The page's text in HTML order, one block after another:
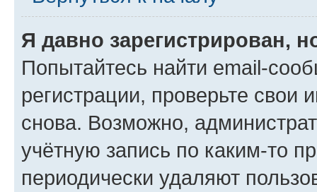
Я давно зарегистрирован,
Попытайтесь найти email-
регистрации, проверьте свои
снова. Возможно,
учётную запись по каким-то
периодически удаляют